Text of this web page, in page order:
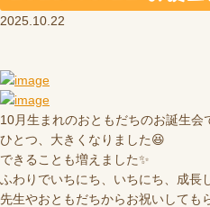
2025.10.22
10月生まれのおともだちのお誕生会
ひとつ、大きくなりました😆
できることも増えました✨
ふわりでいちにち、いちにち、成長
先生やおともだちからお祝いしても